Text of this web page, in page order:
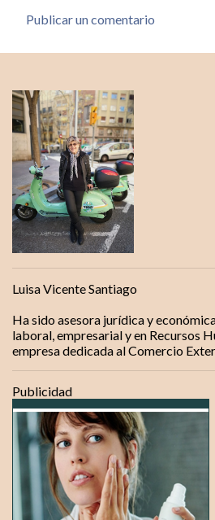
e
n
t
a
r
i
o
s
Publicar un comentario
Luisa Vicente Santiago
Ha sido asesora jurídica y
laboral, empresarial y en Recursos
empresa dedicada al Comercio
Publicidad